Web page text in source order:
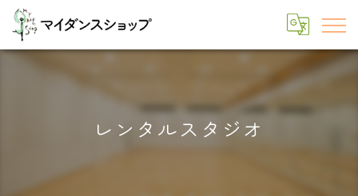
レンタルスタジオ